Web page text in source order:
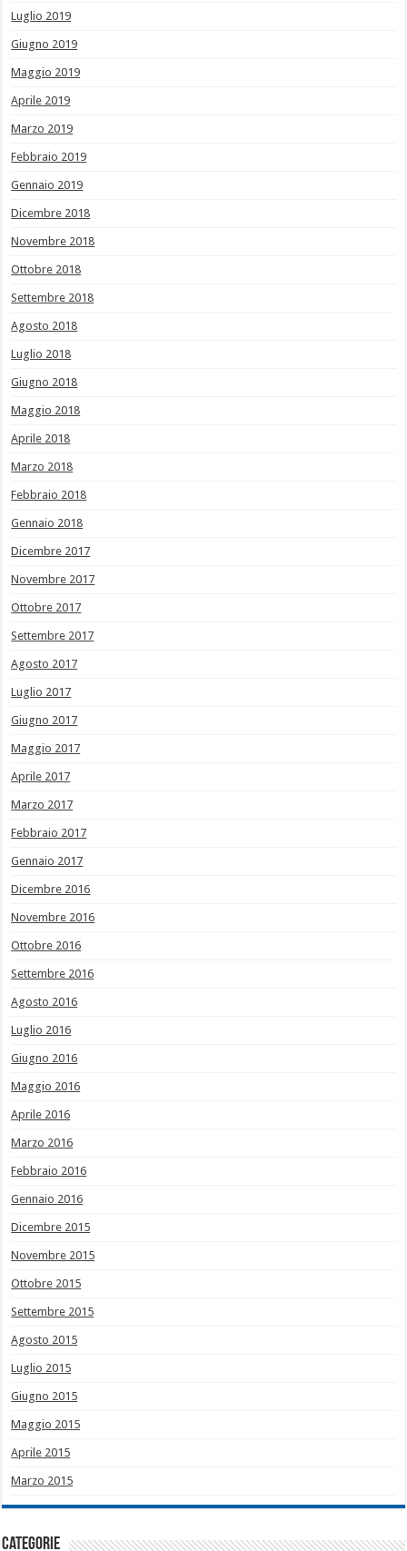
Luglio 2019
Giugno 2019
Maggio 2019
Aprile 2019
Marzo 2019
Febbraio 2019
Gennaio 2019
Dicembre 2018
Novembre 2018
Ottobre 2018
Settembre 2018
Agosto 2018
Luglio 2018
Giugno 2018
Maggio 2018
Aprile 2018
Marzo 2018
Febbraio 2018
Gennaio 2018
Dicembre 2017
Novembre 2017
Ottobre 2017
Settembre 2017
Agosto 2017
Luglio 2017
Giugno 2017
Maggio 2017
Aprile 2017
Marzo 2017
Febbraio 2017
Gennaio 2017
Dicembre 2016
Novembre 2016
Ottobre 2016
Settembre 2016
Agosto 2016
Luglio 2016
Giugno 2016
Maggio 2016
Aprile 2016
Marzo 2016
Febbraio 2016
Gennaio 2016
Dicembre 2015
Novembre 2015
Ottobre 2015
Settembre 2015
Agosto 2015
Luglio 2015
Giugno 2015
Maggio 2015
Aprile 2015
Marzo 2015
Categorie